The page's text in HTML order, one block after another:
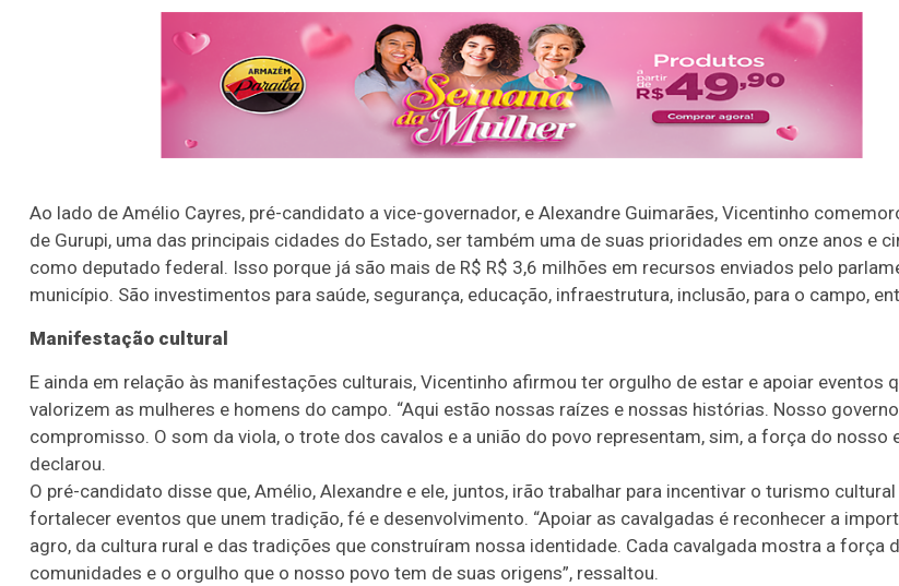
Ao lado de Amélio Cayres, pré-candidato a vice-governador, e Alexandre Guimarães, Vicentinho
de Gurupi, uma das principais cidades do Estado, ser também uma de suas prioridades em onze anos e
como deputado federal. Isso porque já são mais de R$ R$ 3,6 milhões em recursos enviados pelo
município. São investimentos para saúde, segurança, educação, infraestrutura, inclusão, para o campo,
Manifestação cultural
E ainda em relação às manifestações culturais, Vicentinho afirmou ter orgulho de estar e apoiar eventos
valorizem as mulheres e homens do campo. “Aqui estão nossas raízes e nossas histórias. Nosso
compromisso. O som da viola, o trote dos cavalos e a união do povo representam, sim, a força do nosso
declarou.
O pré-candidato disse que, Amélio, Alexandre e ele, juntos, irão trabalhar para incentivar o turismo cultural
fortalecer eventos que unem tradição, fé e desenvolvimento. “Apoiar as cavalgadas é reconhecer a
agro, da cultura rural e das tradições que construíram nossa identidade. Cada cavalgada mostra a força
comunidades e o orgulho que o nosso povo tem de suas origens”, ressaltou.